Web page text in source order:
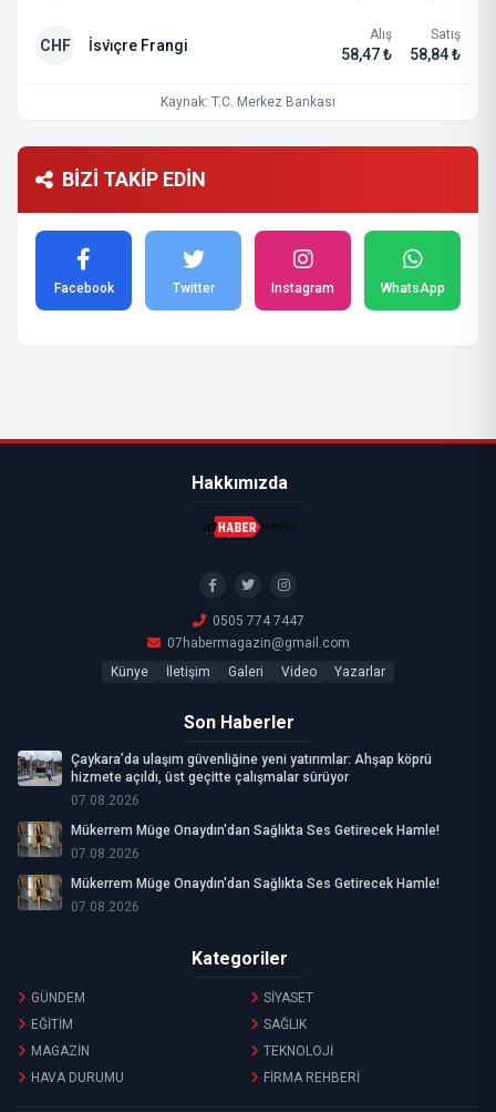
CHF İsvi̇çre Frangi
Alış
58,47 ₺
Satış
58,84 ₺
Kaynak: T.C. Merkez Bankası
BİZİ TAKİP EDİN
Facebook Twitter Instagram WhatsApp
Hakkımızda
0505 774 7447
07habermagazin@gmail.com
Künye
İletişim Galeri Video Yazarlar
Son Haberler
Çaykara’da ulaşım güvenliğine yeni yatırımlar: Ahşap köprü
hizmete açıldı, üst geçitte çalışmalar sürüyor
07.08.2026
Mükerrem Müge Onaydın'dan Sağlıkta Ses Getirecek Hamle!
07.08.2026
Mükerrem Müge Onaydın'dan Sağlıkta Ses Getirecek Hamle!
07.08.2026
Kategoriler
GÜNDEM
SİYASET
EĞİTİM
SAĞLIK
MAGAZİN
TEKNOLOJİ
HAVA DURUMU
FİRMA REHBERİ